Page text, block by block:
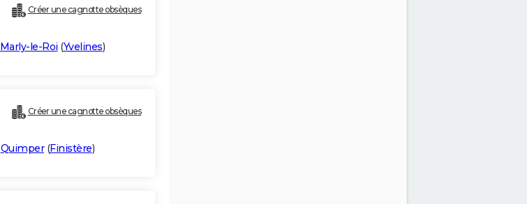
Créer une cagnotte obsèques
Marly-le-Roi (Yvelines)
Créer une cagnotte obsèques
Quimper(Finistère)